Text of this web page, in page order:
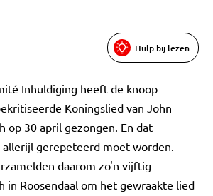
Hulp bij lezen
Inhuldiging heeft de knoop
Koningslied van John
op 30 april gezongen. En dat
gerepeteerd moet worden.
daarom zo'n vijftig
in Roosendaal om het gewraakte lied